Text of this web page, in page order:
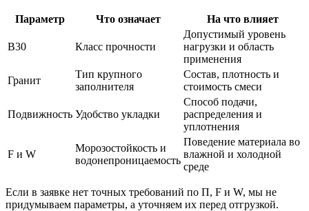
Параметр Что означает На что влияет
В30 Класс прочности
Допустимый уровень
нагрузки и область
применения
Гранит
Тип крупного
заполнителя
Состав, плотность и
стоимость смеси
Подвижность Удобство укладки
Способ подачи,
распределения и
уплотнения
F и W
Морозостойкость и
водонепроницаемость
Поведение материала во
влажной и холодной
среде
Если в заявке нет точных требований по П, F и W, мы не
придумываем параметры, а уточняем их перед отгрузкой.